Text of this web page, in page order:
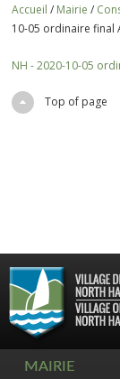
Accueil / Mairie /
10-05 ordinaire final
NH - 2020-10-05
Top of page
MAIRIE